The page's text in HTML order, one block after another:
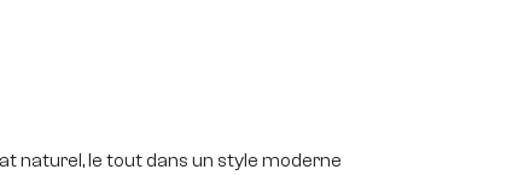
naturel, le tout dans un style moderne